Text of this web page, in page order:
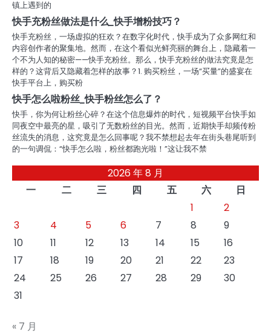
镇上遇到的
快手充粉丝做法是什么_快手增粉技巧？
快手充粉丝，一场虚拟的狂欢？在数字化时代，快手成为了众多网红和
内容创作者的聚集地。然而，在这个看似光鲜亮丽的舞台上，隐藏着一
个不为人知的秘密——快手充粉丝。那么，快手充粉丝的做法究竟是怎
样的？这背后又隐藏着怎样的故事？1. 购买粉丝，一场“买量”的盛宴在
快手平台上，购买粉
快手怎么啦粉丝_快手粉丝怎么了？
快手，你为何让粉丝心碎？在这个信息爆炸的时代，短视频平台快手如
同夜空中最亮的星，吸引了无数粉丝的目光。然而，近期快手却频传粉
丝流失的消息，这究竟是怎么回事呢？我不禁想起去年在街头巷尾听到
的一句调侃：“快手怎么啦，粉丝都跑光啦！”这让我不禁
2026 年 8 月
一
二 三 四 五 六
日
1
2
3
4 5 6 7 8
9
10
11 12 13 14 15
16
17
18 19 20 21 22
23
24
25 26 27 28 29
30
31
« 7 月